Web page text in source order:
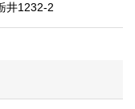
井1232-2